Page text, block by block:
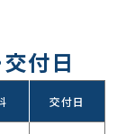
交付日
交付日